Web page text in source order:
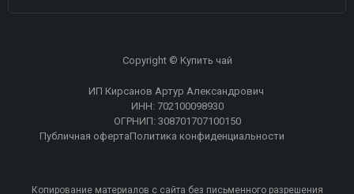
Copyright © Купить чай
ИП Кирсанов Артур Александрович
ИНН: 702100098930
ОГРНИП: 308701707100150
Публичная офертаПолитика конфиденциальности
Копирование материалов с сайта без письменного разрешения